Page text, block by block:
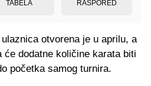
TABELA RASPORED
otvorena je u aprilu, a
će dodatne količine karata biti
početka samog turnira.